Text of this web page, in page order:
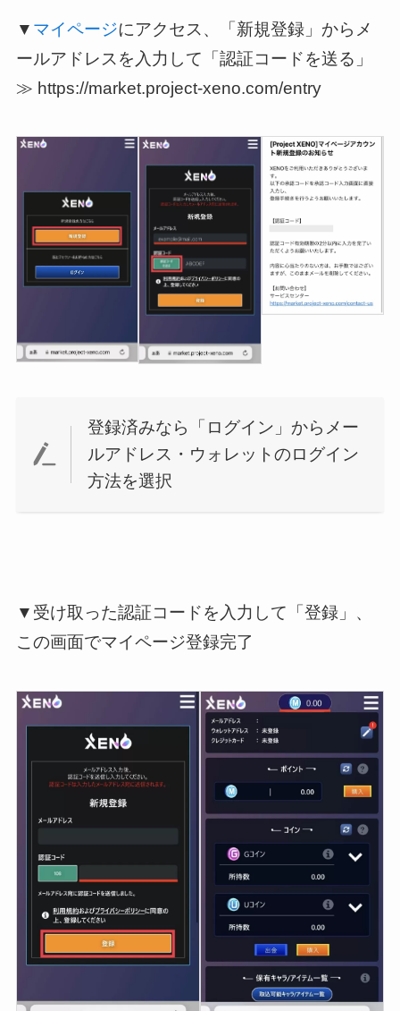
▼ マイページにアクセス、「新規登録」からメ
ールアドレスを入力して「認証コードを送る」
≫ https://market.project-xeno.com/entry
登録済みなら「ログイン」からメー
ルアドレス・ウォレットのログイン
方法を選択
▼受け取った認証コードを入力して「登録」、
この画面でマイページ登録完了